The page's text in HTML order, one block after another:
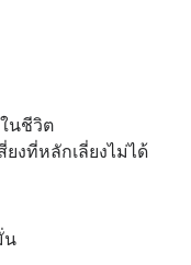
นชีวิต
งที่หลักเลี่ยงไม่ได้
น